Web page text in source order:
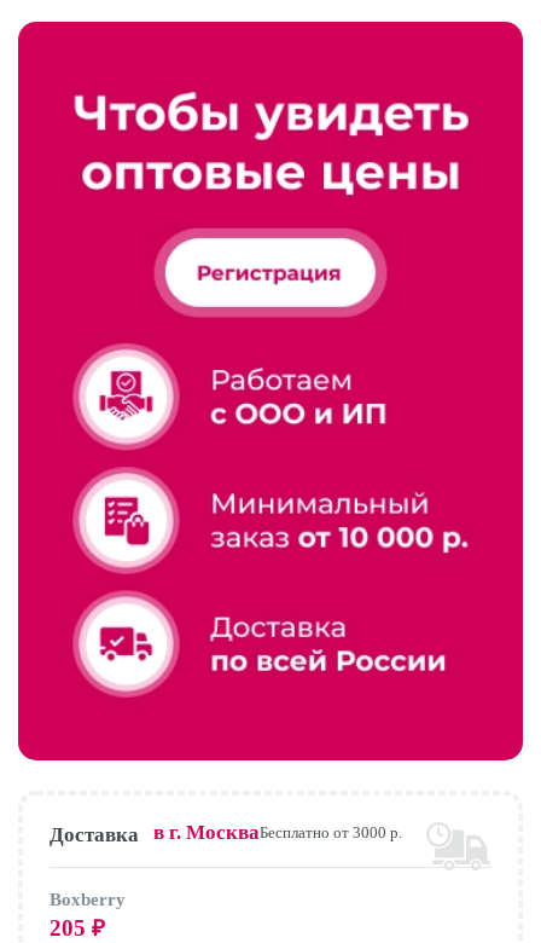
Доставка в г. МоскваБесплатно от 3000 р.
Boxberry
205 ₽